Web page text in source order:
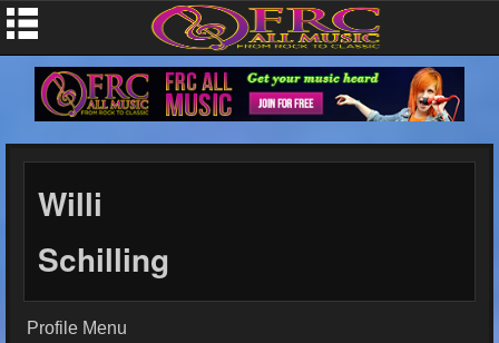
Willi
Schilling
Profile Menu